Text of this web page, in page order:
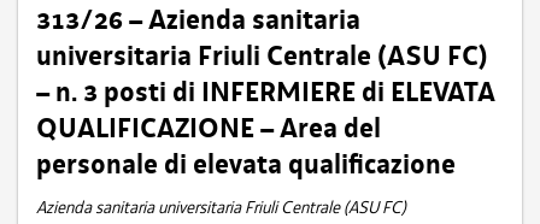
313/26 – Azienda sanitaria
universitaria Friuli Centrale (ASU FC)
– n. 3 posti di INFERMIERE di ELEVATA
QUALIFICAZIONE – Area del
personale di elevata qualificazione
Azienda sanitaria universitaria Friuli Centrale (ASU FC)